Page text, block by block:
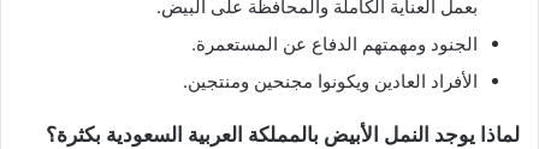
بعمل العناية الكاملة والمحافظة على البيض.
الجنود ومهمتهم الدفاع عن المستعمرة.
الأفراد العادين ويكونوا مجنحين ومنتجين.
لماذا يوجد النمل الأبيض بالمملكة العربية السعودية بكثرة؟